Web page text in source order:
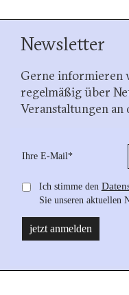
Newsletter
Gerne informieren
regelmäßig über
Veranstaltungen an